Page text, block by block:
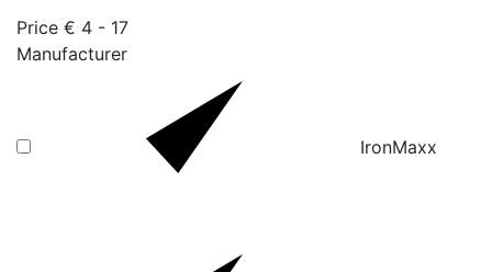
Price € 4 - 17
Manufacturer
IronMaxx